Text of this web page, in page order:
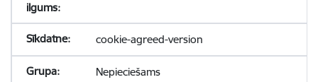
cookie-agreed-version
Nepieciešams